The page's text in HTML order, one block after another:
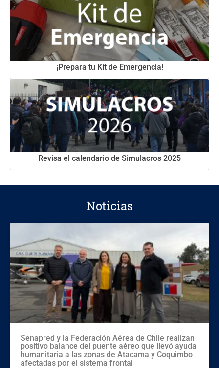
¡Prepara tu Kit de Emergencia!
Revisa el calendario de Simulacros 2025
Noticias
Senapred y la Federación Aérea de Chile realizan
positivo balance del puente aéreo que llevó ayuda
humanitaria a las zonas de Atacama y Coquimbo
afectadas por el sistema frontal